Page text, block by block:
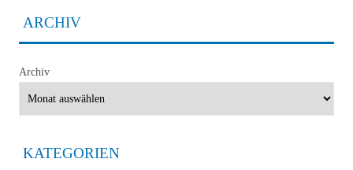
ARCHIV
Archiv
KATEGORIEN